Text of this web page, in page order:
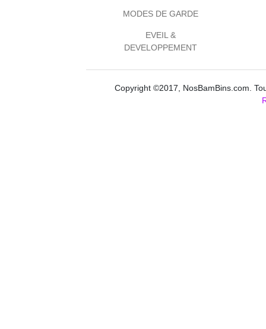
MODES DE GARDE
EVEIL &
DEVELOPPEMENT
Copyright ©2017, NosBamBins.com.